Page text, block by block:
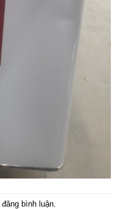
đăng bình luận